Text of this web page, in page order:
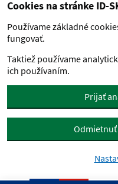
Preskočiť na
Cookies na stránke ID-
Používame základné
fungovať.
Taktiež používame
ich používaním.
Prijať